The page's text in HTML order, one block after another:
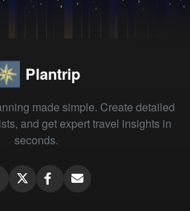
Plantrip
made simple. Create detailed
and get expert travel insights in
seconds.